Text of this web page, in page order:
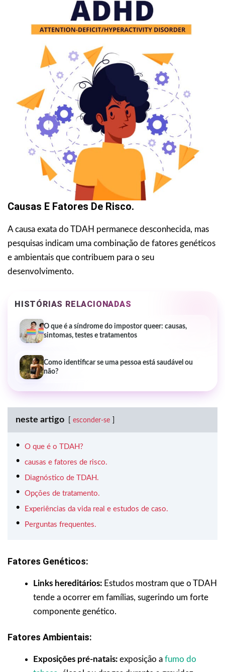
Causas E Fatores De Risco.
A causa exata do TDAH permanece desconhecida, mas
pesquisas indicam uma combinação de fatores genéticos
e ambientais que contribuem para o seu
desenvolvimento.
HISTÓRIAS RELACIONADAS
O que é a síndrome do impostor queer: causas,
sintomas, testes e tratamentos
Como identificar se uma pessoa está saudável ou
não?
neste artigo esconder-se
O que é o TDAH?
causas e fatores de risco.
Diagnóstico de TDAH.
Opções de tratamento.
Experiências da vida real e estudos de caso.
Perguntas frequentes.
Fatores Genéticos:
Links hereditários: Estudos mostram que o TDAH
tende a ocorrer em famílias, sugerindo um forte
componente genético.
Fatores Ambientais:
Exposições pré-natais: exposição a fumo do